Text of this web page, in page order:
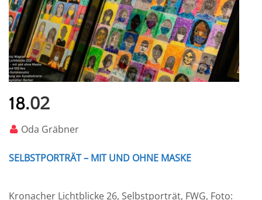
18.02
Oda Gräbner
SELBSTPORTRÄT – MIT UND OHNE MASKE
Kronacher Lichtblicke 26, Selbstporträt, FWG, Foto: